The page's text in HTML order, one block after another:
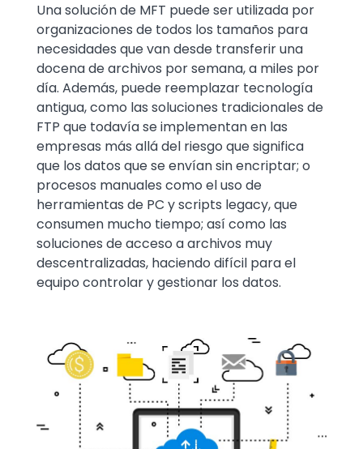
Una solución de MFT puede ser utilizada por
organizaciones de todos los tamaños para
necesidades que van desde transferir una
docena de archivos por semana, a miles por
día. Además, puede reemplazar tecnología
antigua, como las soluciones tradicionales de
FTP que todavía se implementan en las
empresas más allá del riesgo que significa
que los datos que se envían sin encriptar; o
procesos manuales como el uso de
herramientas de PC y scripts legacy, que
consumen mucho tiempo; así como las
soluciones de acceso a archivos muy
descentralizadas, haciendo difícil para el
equipo controlar y gestionar los datos.
Image